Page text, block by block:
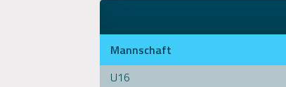
Mannschaft
U16